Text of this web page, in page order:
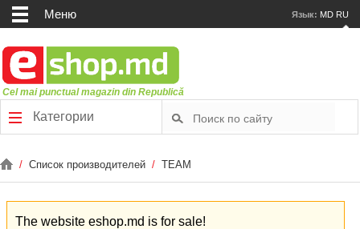
Меню Язык: MD RU
Cel mai punctual magazin din Republică
Категории
/ Список производителей / TEAM
The website eshop.md is for sale!